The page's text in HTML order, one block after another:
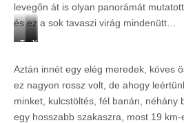
ó
d
o
v
s
á
s
levegőn át is olyan panorámát
és ez a sok tavaszi virág mindenütt…
T
v
z
i
T
v
z
K
n
v
Aztán innét egy elég meredek, köves
ez nagyon rossz volt, de ahogy
minket, kulcstöltés, fél banán, néhány
egy hosszabb szakaszra, most 19